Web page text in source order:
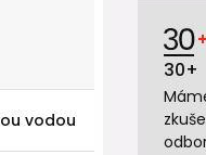
vodou
30+